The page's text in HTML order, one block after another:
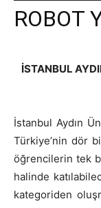
ROBOT
İSTANBUL
İstanbul Aydın
Türkiye’nin dör
öğrencilerin tek
halinde
kategoriden